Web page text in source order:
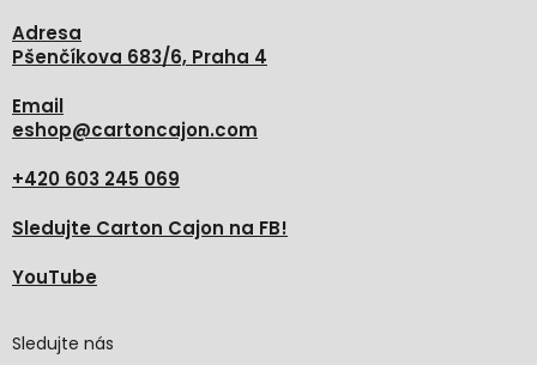
Adresa
Pšenčíkova 683/6, Praha 4
Email
eshop@cartoncajon.com
+420 603 245 069
Sledujte Carton Cajon na FB!
YouTube
Sledujte nás